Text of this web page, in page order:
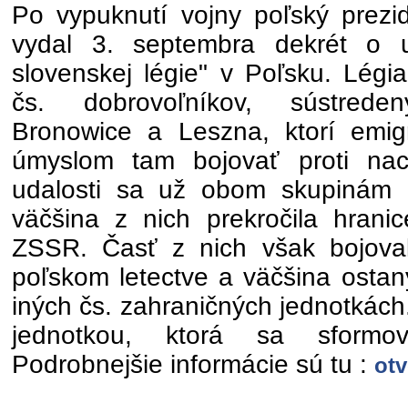
Po vypuknutí vojny poľský
vydal 3. septembra dekrét o
slovenskej légie" v Poľsku.
čs. dobrovoľníkov,
Bronowice a Leszna, ktorí
úmyslom tam bojovať proti
udalosti sa už obom skupinám
väčšina z nich prekročila
ZSSR. Časť z nich však
poľskom letectve a väčšina
iných čs. zahraničných
jednotkou, ktorá sa
Podrobnejšie informácie sú tu :